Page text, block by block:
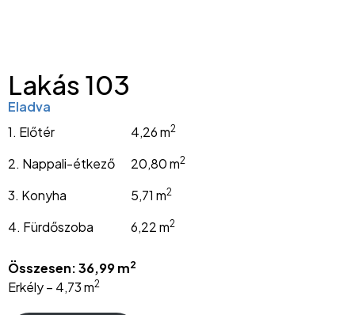
Lakás 103
Eladva
1. Előtér
4,26 m2
2. Nappali-étkező 20,80 m2
3. Konyha 5,71 m2
4. Fürdőszoba 6,22 m2
Összesen: 36,99 m2
Erkély – 4,73 m2